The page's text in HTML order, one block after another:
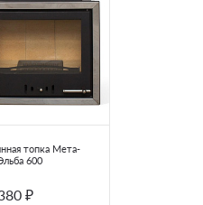
по возрастанию цены
по наименованию
по популярности
топка Мета-
600
₽